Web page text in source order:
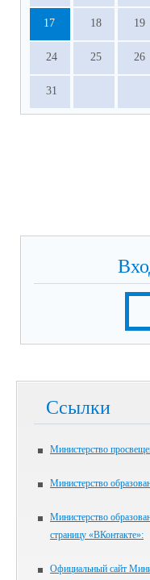
17 18 19
24 25 26
31
Ссылки
Министерство
Министерство
Министерство
страницу «ВКонтакте»:
Официальный сайт